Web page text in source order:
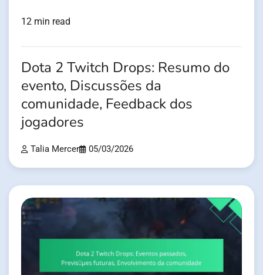
12 min read
Dota 2 Twitch Drops: Resumo do
evento, Discussões da
comunidade, Feedback dos
jogadores
Talia Mercer 05/03/2026